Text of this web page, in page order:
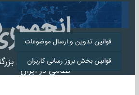
انجمن
انجمن میلیتاری
نظامی در ایران
قوانین تدوین و ارسال موضوعات
قوانین بخش بروز رسانی کاربران